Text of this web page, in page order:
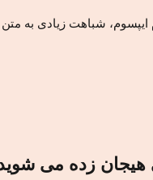
ایپسوم، شباهت زیادی به
هیجان زده می